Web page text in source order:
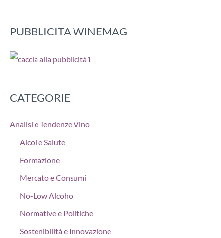
PUBBLICITA WINEMAG
CATEGORIE
Analisi e Tendenze Vino
Alcol e Salute
Formazione
Mercato e Consumi
No-Low Alcohol
Normative e Politiche
Sostenibilità e Innovazione